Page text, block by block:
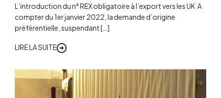
L’introduction du n° REX obligatoire à l’export vers les UK A
compter du 1er janvier 2022, la demande d’origine
préférentielle, suspendant […]
LIRE LA SUITE